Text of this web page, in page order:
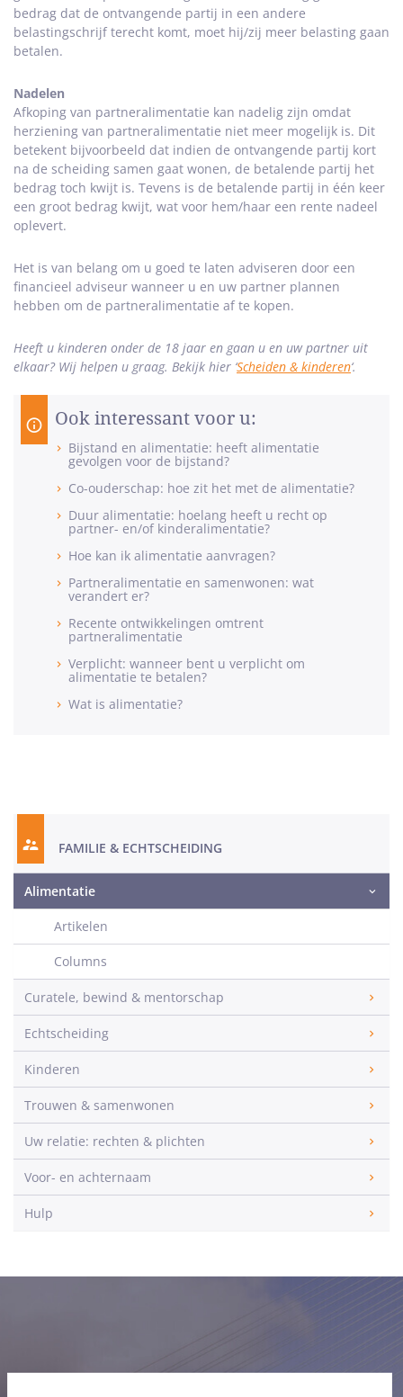
bedrag dat de ontvangende partij in een andere
belastingschrijf terecht komt, moet hij/zij meer belasting gaan
betalen.
Nadelen
Afkoping van partneralimentatie kan nadelig zijn omdat
herziening van partneralimentatie niet meer mogelijk is. Dit
betekent bijvoorbeeld dat indien de ontvangende partij kort
na de scheiding samen gaat wonen, de betalende partij het
bedrag toch kwijt is. Tevens is de betalende partij in één keer
een groot bedrag kwijt, wat voor hem/haar een rente nadeel
oplevert.
Het is van belang om u goed te laten adviseren door een
financieel adviseur wanneer u en uw partner plannen
hebben om de partneralimentatie af te kopen.
Heeft u kinderen onder de 18 jaar en gaan u en uw partner uit
elkaar? Wij helpen u graag. Bekijk hier ‘Scheiden & kinderen‘.
Ook interessant voor u:
Bijstand en alimentatie: heeft alimentatie
gevolgen voor de bijstand?
Co-ouderschap: hoe zit het met de alimentatie?
Duur alimentatie: hoelang heeft u recht op
partner- en/of kinderalimentatie?
Hoe kan ik alimentatie aanvragen?
Partneralimentatie en samenwonen: wat
verandert er?
Recente ontwikkelingen omtrent
partneralimentatie
Verplicht: wanneer bent u verplicht om
alimentatie te betalen?
Wat is alimentatie?
FAMILIE & ECHTSCHEIDING
Alimentatie
Artikelen
Columns
Curatele, bewind & mentorschap
Echtscheiding
Kinderen
Trouwen & samenwonen
Uw relatie: rechten & plichten
Voor- en achternaam
Hulp